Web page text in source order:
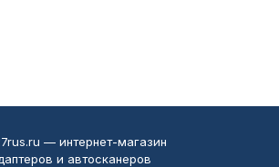
— интернет-магазин
и автосканеров